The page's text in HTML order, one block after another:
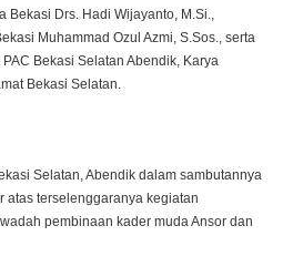
Drs. Hadi Wijayanto, M.Si.,
Muhammad Ozul Azmi, S.Sos., serta
Bekasi Selatan Abendik, Karya
Bekasi Selatan.
Selatan, Abendik dalam sambutannya
atas terselenggaranya kegiatan
pembinaan kader muda Ansor dan